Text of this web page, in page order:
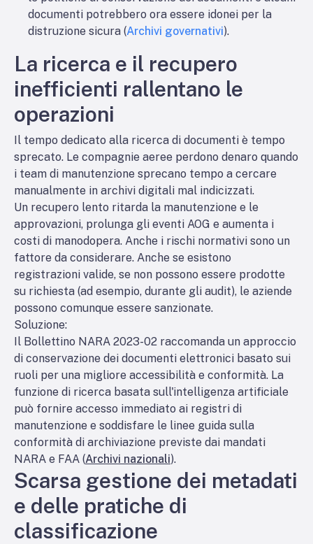
documenti potrebbero ora essere idonei per la
distruzione sicura (Archivi governativi).
La ricerca e il recupero
inefficienti rallentano le
operazioni
Il tempo dedicato alla ricerca di documenti è tempo
sprecato. Le compagnie aeree perdono denaro quando
i team di manutenzione sprecano tempo a cercare
manualmente in archivi digitali mal indicizzati.
Un recupero lento ritarda la manutenzione e le
approvazioni, prolunga gli eventi AOG e aumenta i
costi di manodopera. Anche i rischi normativi sono un
fattore da considerare. Anche se esistono
registrazioni valide, se non possono essere prodotte
su richiesta (ad esempio, durante gli audit), le aziende
possono comunque essere sanzionate.
Soluzione:
Il Bollettino NARA 2023-02 raccomanda un approccio
di conservazione dei documenti elettronici basato sui
ruoli per una migliore accessibilità e conformità. La
funzione di ricerca basata sull'intelligenza artificiale
può fornire accesso immediato ai registri di
manutenzione e soddisfare le linee guida sulla
conformità di archiviazione previste dai mandati
NARA e FAA (Archivi nazionali).
Scarsa gestione dei metadati
e delle pratiche di
classificazione